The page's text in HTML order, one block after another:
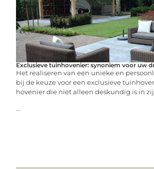
Exclusieve tuinhovenier: synoniem voor uw
Het realiseren van een unieke en
bij de keuze voor een exclusieve
hovenier die niet alleen deskundig is in
...